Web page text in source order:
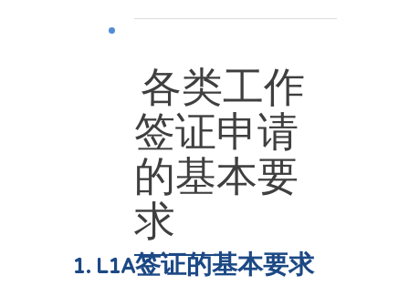
各类工作
签证申请
的基本要
求
1. L1A签证的基本要求